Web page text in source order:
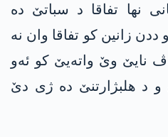
نھا تفاقا د سباتێ دە
ددن زانین کو تفاقا وان نە
نایێ وێ واتەیێ کو ئەو
و د ھلبژارتنێ دە ژی دێ